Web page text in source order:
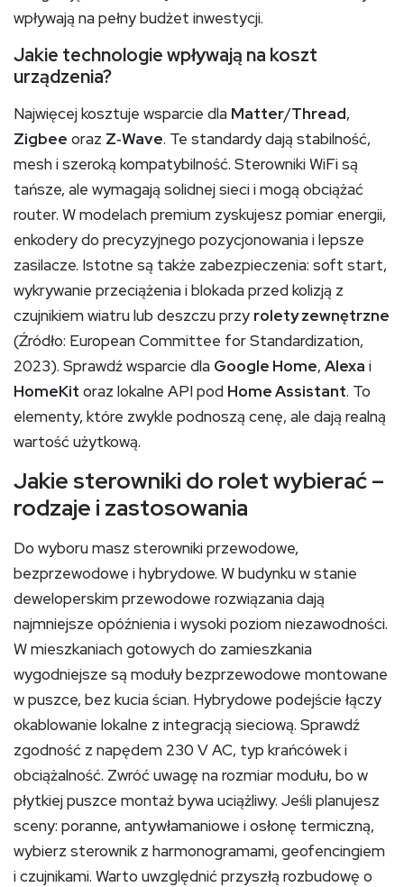
wpływają na pełny budżet inwestycji.
Jakie technologie wpływają na koszt
urządzenia?
Najwięcej kosztuje wsparcie dla Matter/Thread,
Zigbee oraz Z‑Wave. Te standardy dają stabilność,
mesh i szeroką kompatybilność. Sterowniki WiFi są
tańsze, ale wymagają solidnej sieci i mogą obciążać
router. W modelach premium zyskujesz pomiar energii,
enkodery do precyzyjnego pozycjonowania i lepsze
zasilacze. Istotne są także zabezpieczenia: soft start,
wykrywanie przeciążenia i blokada przed kolizją z
czujnikiem wiatru lub deszczu przy rolety zewnętrzne
(Źródło: European Committee for Standardization,
2023). Sprawdź wsparcie dla Google Home, Alexa i
HomeKit oraz lokalne API pod Home Assistant. To
elementy, które zwykle podnoszą cenę, ale dają realną
wartość użytkową.
Jakie sterowniki do rolet wybierać –
rodzaje i zastosowania
Do wyboru masz sterowniki przewodowe,
bezprzewodowe i hybrydowe. W budynku w stanie
deweloperskim przewodowe rozwiązania dają
najmniejsze opóźnienia i wysoki poziom niezawodności.
W mieszkaniach gotowych do zamieszkania
wygodniejsze są moduły bezprzewodowe montowane
w puszce, bez kucia ścian. Hybrydowe podejście łączy
okablowanie lokalne z integracją sieciową. Sprawdź
zgodność z napędem 230 V AC, typ krańcówek i
obciążalność. Zwróć uwagę na rozmiar modułu, bo w
płytkiej puszce montaż bywa uciążliwy. Jeśli planujesz
sceny: poranne, antywłamaniowe i osłonę termiczną,
wybierz sterownik z harmonogramami, geofencingiem
i czujnikami. Warto uwzględnić przyszłą rozbudowę o